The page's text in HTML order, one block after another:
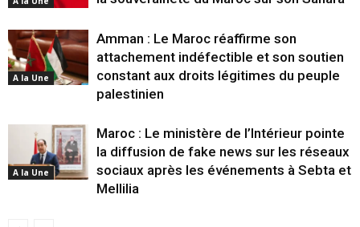
A la Une
Amman : Le Maroc réaffirme son
attachement indéfectible et son soutien
constant aux droits légitimes du peuple
palestinien
A la Une
Maroc : Le ministère de l’Intérieur pointe
la diffusion de fake news sur les réseaux
sociaux après les événements à Sebta et
Mellilia